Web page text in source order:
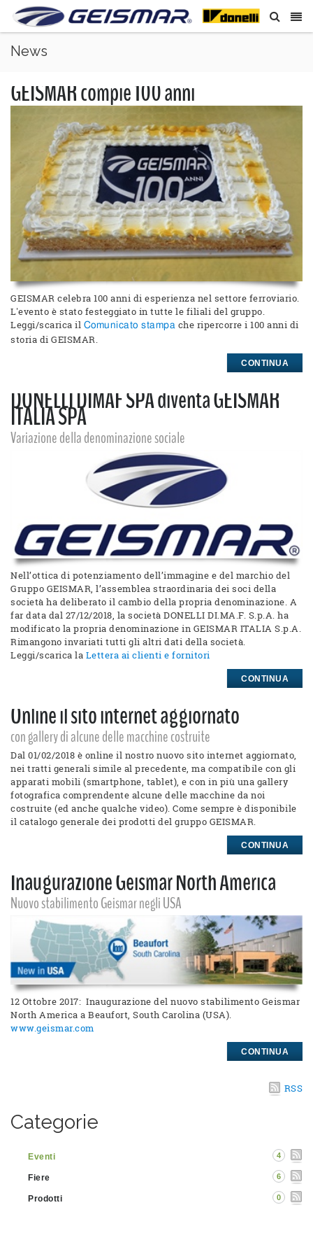
News
GEISMAR compie 100 anni
GEISMAR celebra 100 anni di esperienza nel settore ferroviario.
L'evento è stato festeggiato in tutte le filiali del gruppo.
Leggi/scarica il Comunicato stampa che ripercorre i 100 anni di
storia di GEISMAR.
CONTINUA
DONELLI DIMAF SPA diventa GEISMAR
ITALIA SPA
Variazione della denominazione sociale
Nell’ottica di potenziamento dell’immagine e del marchio del
Gruppo GEISMAR, l’assemblea straordinaria dei soci della
società ha deliberato il cambio della propria denominazione. A
far data dal 27/12/2018, la società DONELLI DI.MA.F. S.p.A. ha
modificato la propria denominazione in GEISMAR ITALIA S.p.A.
Rimangono invariati tutti gli altri dati della società.
Leggi/scarica la Lettera ai clienti e fornitori
CONTINUA
Online il sito internet aggiornato
con gallery di alcune delle macchine costruite
Dal 01/02/2018 è online il nostro nuovo sito internet aggiornato,
nei tratti generali simile al precedente, ma compatibile con gli
apparati mobili (smartphone, tablet), e con in più una gallery
fotografica comprendente alcune delle macchine da noi
costruite (ed anche qualche video). Come sempre è disponibile
il catalogo generale dei prodotti del gruppo GEISMAR.
CONTINUA
Inaugurazione Geismar North America
Nuovo stabilimento Geismar negli USA
12 Ottobre 2017: Inaugurazione del nuovo stabilimento Geismar
North America a Beaufort, South Carolina (USA).
www.geismar.com
CONTINUA
RSS
Categorie
Eventi 4
Fiere 6
Prodotti 0